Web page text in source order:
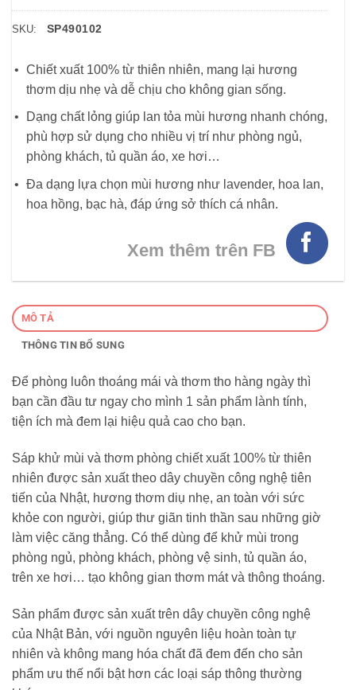
SKU: SP490102
Chiết xuất 100% từ thiên nhiên, mang lại hương
thơm dịu nhẹ và dễ chịu cho không gian sống.
Dạng chất lỏng giúp lan tỏa mùi hương nhanh chóng,
phù hợp sử dụng cho nhiều vị trí như phòng ngủ,
phòng khách, tủ quần áo, xe hơi…
Đa dạng lựa chọn mùi hương như lavender, hoa lan,
hoa hồng, bạc hà, đáp ứng sở thích cá nhân.
Xem thêm trên FB
MÔ TẢ
THÔNG TIN BỔ SUNG
Để phòng luôn thoáng mái và thơm tho hàng ngày thì
bạn cần đầu tư ngay cho mình 1 sản phẩm lành tính,
tiện ích mà đem lại hiệu quả cao cho bạn.
Sáp khử mùi và thơm phòng chiết xuất 100% từ thiên
nhiên được sản xuất theo dây chuyền công nghệ tiên
tiến của Nhật, hương thơm diụ nhẹ, an toàn với sức
khỏe con người, giúp thư giãn tinh thần sau những giờ
làm việc căng thẳng. Có thể dùng để khử mùi trong
phòng ngủ, phòng khách, phòng vệ sinh, tủ quần áo,
trên xe hơi… tạo không gian thơm mát và thông thoáng.
Sản phẩm được sản xuất trên dây chuyền công nghệ
của Nhật Bản, với nguồn nguyên liệu hoàn toàn tự
nhiên và không mang hóa chất đã đem đến cho sản
phẩm ưu thế nổi bật hơn các loại sáp thông thường